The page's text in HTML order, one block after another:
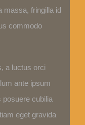
massa, fringilla id
commodo
a luctus orci
ante ipsum
cubilia
eget gravida